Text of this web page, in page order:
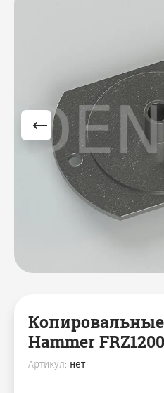
Hammer
Артикул: нет